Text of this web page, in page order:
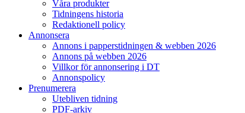
Våra produkter
Tidningens historia
Redaktionell policy
Annonsera
Annons i papperstidningen & webben 2026
Annons på webben 2026
Villkor för annonsering i DT
Annonspolicy
Prenumerera
Utebliven tidning
PDF-arkiv